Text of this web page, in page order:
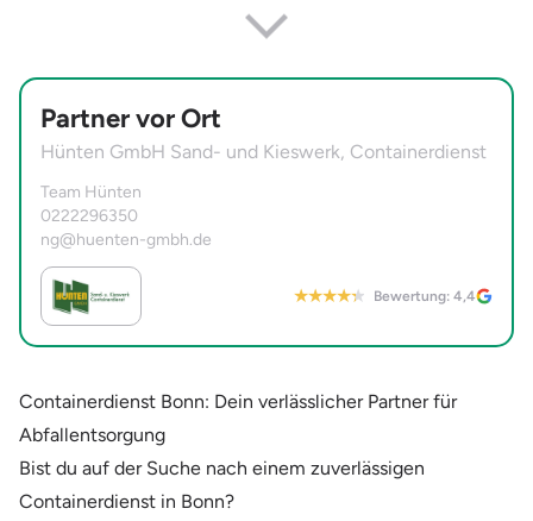
Partner vor Ort
Hünten GmbH Sand- und Kieswerk, Containerdienst
Team Hünten
0222296350
ng@huenten-gmbh.de
Bewertung: 4,4
Containerdienst Bonn: Dein verlässlicher Partner für
Abfallentsorgung
Bist du auf der Suche nach einem zuverlässigen
Containerdienst in Bonn?